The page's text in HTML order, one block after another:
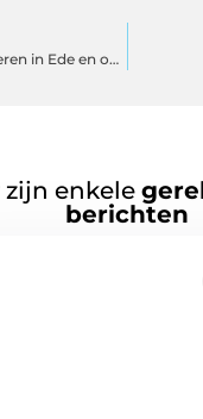
Auto beletteren in Ede en omgeving als blikvanger op straat
zijn enkele
berichten